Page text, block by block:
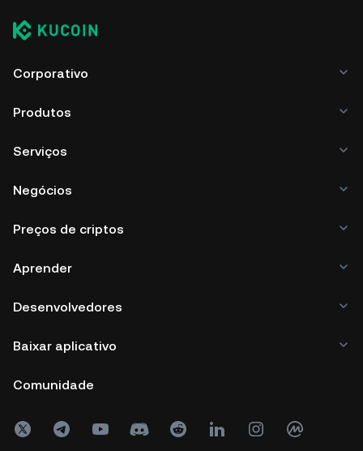
Corporativo
Produtos
Serviços
Negócios
Preços de criptos
Aprender
Desenvolvedores
Baixar aplicativo
Comunidade